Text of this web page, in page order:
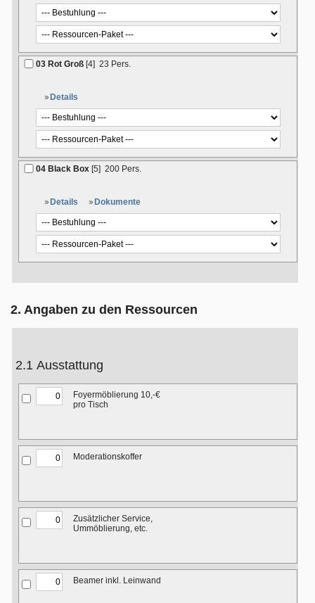
03 Rot Groß [4] 23 Pers.
Details
04 Black Box [5] 200 Pers.
Details Dokumente
2. Angaben zu den Ressourcen
2.1 Ausstattung
Foyermöblierung 10,-€
pro Tisch
Moderationskoffer
Zusätzlicher Service,
Ummöblierung, etc.
Beamer inkl. Leinwand